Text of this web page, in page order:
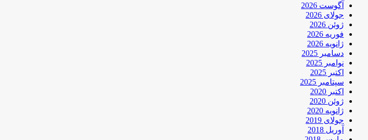
آگوست 2026
جولای 2026
ژوئن 2026
فوریه 2026
ژانویه 2026
دسامبر 2025
نوامبر 2025
اکتبر 2025
سپتامبر 2025
اکتبر 2020
ژوئن 2020
ژانویه 2020
جولای 2019
آوریل 2018